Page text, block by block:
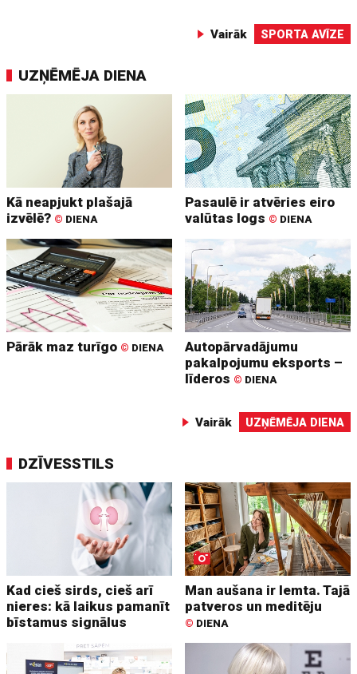
Vairāk SPORTA AVĪZE
UZŅĒMĒJA DIENA
Kā neapjukt plašajā
izvēlē? © DIENA
Pasaulē ir atvēries eiro
valūtas logs © DIENA
Pārāk maz turīgo © DIENA
Autopārvadājumu
pakalpojumu eksports –
līderos © DIENA
Vairāk UZŅĒMĒJA DIENA
DZĪVESSTILS
Kad cieš sirds, cieš arī
nieres: kā laikus pamanīt
bīstamus signālus
Man aušana ir lemta. Tajā
patveros un meditēju
© DIENA